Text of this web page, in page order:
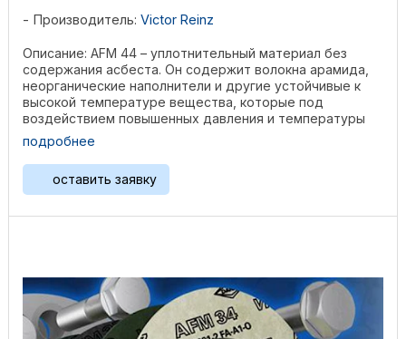
Производитель: Victor Reinz
Описание: AFM 44 – уплотнительный материал без
содержания асбеста. Он содержит волокна арамида,
неорганические наполнители и другие устойчивые к
высокой температуре вещества, которые под
воздействием повышенных давления и температуры
создают ...
подробнее
оставить заявку